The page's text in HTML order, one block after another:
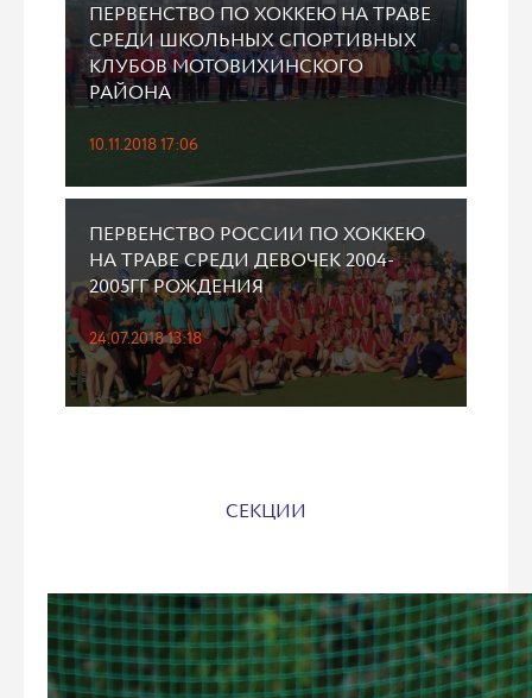
ПЕРВЕНСТВО ПО ХОККЕЮ НА ТРАВЕ
СРЕДИ ШКОЛЬНЫХ СПОРТИВНЫХ
КЛУБОВ МОТОВИХИНСКОГО
РАЙОНА
10.11.2018 17:06
ПЕРВЕНСТВО РОССИИ ПО ХОККЕЮ
НА ТРАВЕ СРЕДИ ДЕВОЧЕК 2004-
2005ГГ РОЖДЕНИЯ
24.07.2018 13:18
СЕКЦИИ